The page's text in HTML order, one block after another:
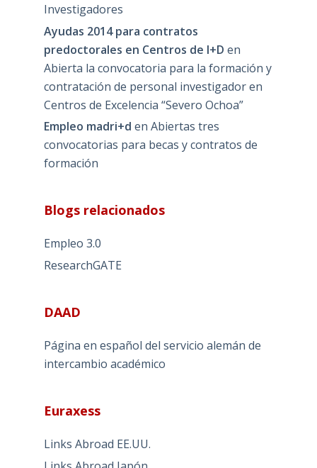
Investigadores
Ayudas 2014 para contratos
predoctorales en Centros de I+D en
Abierta la convocatoria para la formación y
contratación de personal investigador en
Centros de Excelencia “Severo Ochoa”
Empleo madri+d en Abiertas tres
convocatorias para becas y contratos de
formación
Blogs relacionados
Empleo 3.0
ResearchGATE
DAAD
Página en español del servicio alemán de
intercambio académico
Euraxess
Links Abroad EE.UU.